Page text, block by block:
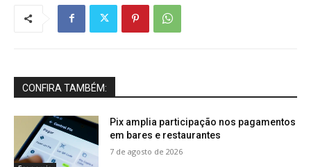
CONFIRA TAMBÉM:
Pix amplia participação nos pagamentos
em bares e restaurantes
7 de agosto de 2026